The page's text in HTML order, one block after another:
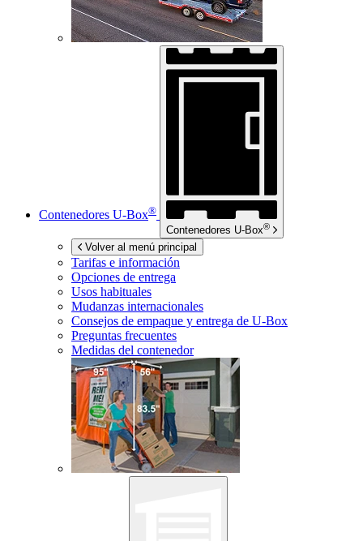
Contenedores U-Box®
Contenedores U-Box®
Volver al menú principal
Tarifas e información
Opciones de entrega
Usos habituales
Mudanzas internacionales
Consejos de empaque y entrega de U-Box
Preguntas frecuentes
Medidas del contenedor